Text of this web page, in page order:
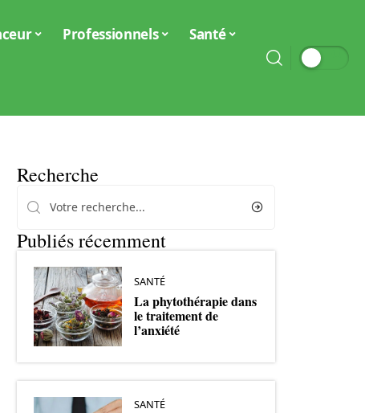
Professionnels Santé
Recherche
Publiés récemment
SANTÉ
La phytothérapie dans
le traitement de
l’anxiété
SANTÉ